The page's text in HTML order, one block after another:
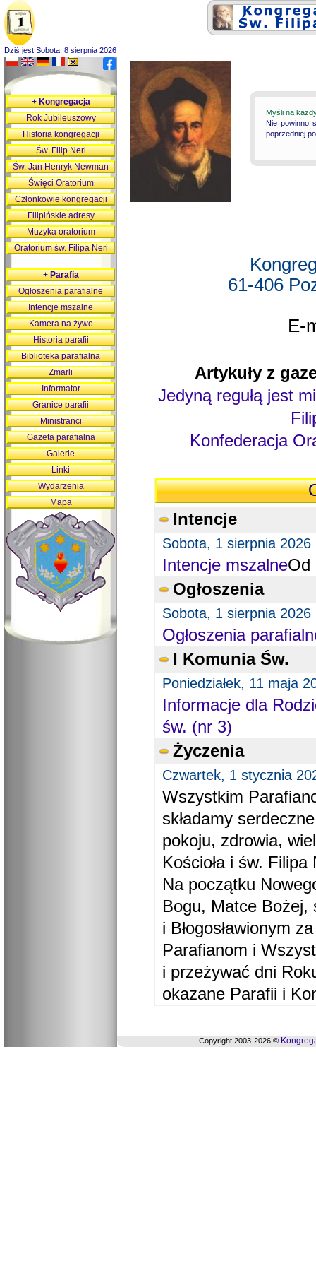
Dziś jest Sobota, 8 sierpnia 2026
Myśli na
Nie powinno
poprzedniej
61-406
E-
Artykuły z
Jedyną regułą jest
Konfederacja
Intencje
Sobota, 1 sierpnia 2026
Intencje mszalneOd
Ogłoszenia
Sobota, 1 sierpnia 2026
Ogłoszenia
I Komunia Św.
Poniedziałek, 11 maja
Informacje dla
św. (nr 3)
Życzenia
Czwartek, 1 stycznia
Wszystkim
składamy
pokoju, zdrowia,
Kościoła i św. Filipa
Na początku
Bogu, Matce Bożej,
i Błogosławionym
Parafianom i
i przeżywać dni
okazane Parafii i
+Kongregacja
Rok Jubileuszowy
Historia kongregacji
Św. Filip Neri
Św. Jan Henryk Newman
Święci Oratorium
Członkowie kongregacji
Filipińskie adresy
Muzyka oratorium
Oratorium św. Filipa Neri
+Parafia
Ogłoszenia parafialne
Intencje mszalne
Kamera na żywo
Historia parafii
Biblioteka parafialna
Zmarli
Informator
Granice parafii
Ministranci
Gazeta parafialna
Galerie
Linki
Wydarzenia
Mapa
Copyright 2003-2026 ©